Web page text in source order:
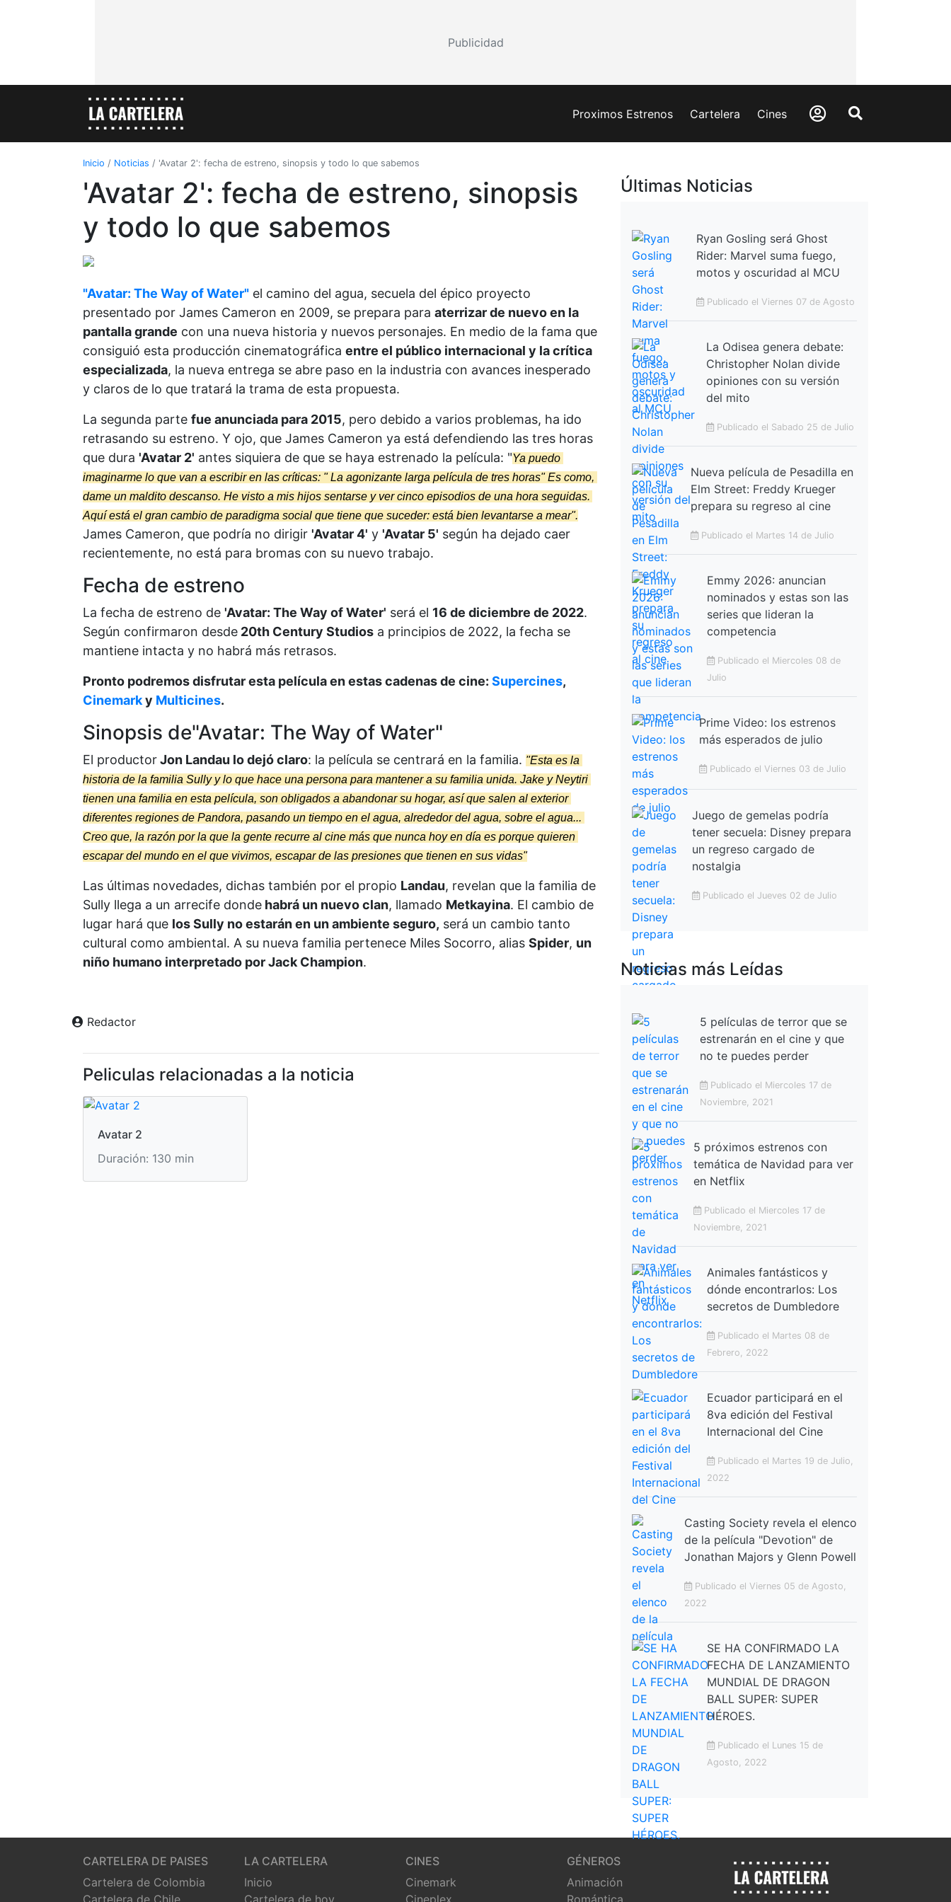
Publicidad
Proximos Estrenos Cartelera Cines
Inicio / Noticias / 'Avatar 2': fecha de estreno, sinopsis y todo lo que sabemos
'Avatar 2': fecha de estreno, sinopsis
y todo lo que sabemos
"Avatar: The Way of Water" el camino del agua, secuela del épico proyecto
presentado por James Cameron en 2009, se prepara para aterrizar de nuevo en la
pantalla grande con una nueva historia y nuevos personajes. En medio de la fama que
consiguió esta producción cinematográfica entre el público internacional y la crítica
especializada, la nueva entrega se abre paso en la industria con avances inesperado
y claros de lo que tratará la trama de esta propuesta.
La segunda parte fue anunciada para 2015, pero debido a varios problemas, ha ido
retrasando su estreno. Y ojo, que James Cameron ya está defendiendo las tres horas
que dura 'Avatar 2' antes siquiera de que se haya estrenado la película: "Ya puedo
imaginarme lo que van a escribir en las críticas: " La agonizante larga película de tres horas" Es como,
dame un maldito descanso. He visto a mis hijos sentarse y ver cinco episodios de una hora seguidas.
Aquí está el gran cambio de paradigma social que tiene que suceder: está bien levantarse a mear".
James Cameron, que podría no dirigir 'Avatar 4' y 'Avatar 5' según ha dejado caer
recientemente, no está para bromas con su nuevo trabajo.
Fecha de estreno
La fecha de estreno de 'Avatar: The Way of Water' será el 16 de diciembre de 2022.
Según confirmaron desde 20th Century Studios a principios de 2022, la fecha se
mantiene intacta y no habrá más retrasos.
Pronto podremos disfrutar esta película en estas cadenas de cine: Supercines,
Cinemarky Multicines.
Sinopsis de"Avatar: The Way of Water"
El productorJon Landau lo dejó claro: la película se centrará en la familia. "Esta es la
historia de la familia Sully y lo que hace una persona para mantener a su familia unida. Jake y Neytiri
tienen una familia en esta película, son obligados a abandonar su hogar, así que salen al exterior
diferentes regiones de Pandora, pasando un tiempo en el agua, alrededor del agua, sobre el agua...
Creo que, la razón por la que la gente recurre al cine más que nunca hoy en día es porque quieren
escapar del mundo en el que vivimos, escapar de las presiones que tienen en sus vidas"
Las últimas novedades, dichas también por el propio Landau, revelan que la familia de
Sully llega a un arrecife donde habrá un nuevo clan, llamado Metkayina. El cambio de
lugar hará que los Sully no estarán en un ambiente seguro, será un cambio tanto
cultural como ambiental. A su nueva familia pertenece Miles Socorro, alias Spider, un
niño humano interpretado por Jack Champion.
Redactor
Peliculas relacionadas a la noticia
Avatar 2
Duración: 130 min
Últimas Noticias
Ryan Gosling será Ghost
Rider: Marvel suma fuego,
motos y oscuridad al MCU
Publicado el Viernes 07 de Agosto
La Odisea genera debate:
Christopher Nolan divide
opiniones con su versión
del mito
Publicado el Sabado 25 de Julio
Nueva película de Pesadilla en
Elm Street: Freddy Krueger
prepara su regreso al cine
Publicado el Martes 14 de Julio
Emmy 2026: anuncian
nominados y estas son las
series que lideran la
competencia
Publicado el Miercoles 08 de
Julio
Prime Video: los estrenos
más esperados de julio
Publicado el Viernes 03 de Julio
Juego de gemelas podría
tener secuela: Disney prepara
un regreso cargado de
nostalgia
Publicado el Jueves 02 de Julio
Noticias más Leídas
5 películas de terror que se
estrenarán en el cine y que
no te puedes perder
Publicado el Miercoles 17 de
Noviembre, 2021
5 próximos estrenos con
temática de Navidad para ver
en Netflix
Publicado el Miercoles 17 de
Noviembre, 2021
Animales fantásticos y
dónde encontrarlos: Los
secretos de Dumbledore
Publicado el Martes 08 de
Febrero, 2022
Ecuador participará en el
8va edición del Festival
Internacional del Cine
Publicado el Martes 19 de Julio,
2022
Casting Society revela el elenco
de la película "Devotion" de
Jonathan Majors y Glenn Powell
Publicado el Viernes 05 de Agosto,
2022
SE HA CONFIRMADO LA
FECHA DE LANZAMIENTO
MUNDIAL DE DRAGON
BALL SUPER: SUPER
HÉROES.
Publicado el Lunes 15 de
Agosto, 2022
CARTELERA DE PAISES
Cartelera de Colombia
LA CARTELERA
Inicio
CINES
Cinemark
GÉNEROS
Animación